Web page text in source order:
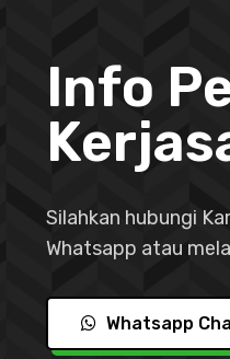
Info
Silahkan hubungi
Whatsapp atau
Whatsapp